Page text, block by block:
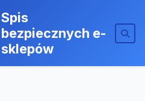
Spis
bezpiecznych e-
sklepów